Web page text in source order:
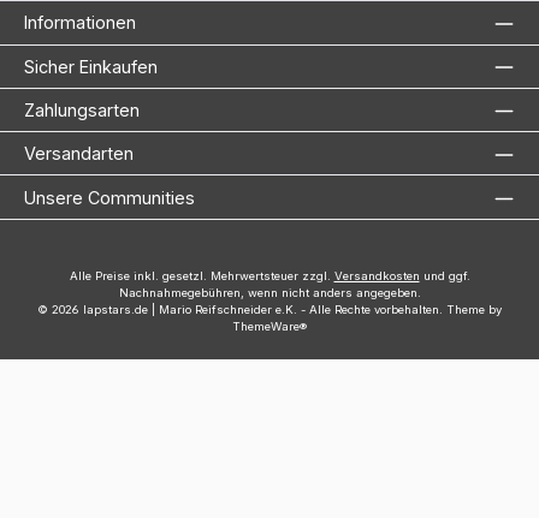
Informationen
Sicher Einkaufen
Zahlungsarten
Versandarten
Unsere Communities
Alle Preise inkl. gesetzl. Mehrwertsteuer zzgl. Versandkosten und ggf.
Nachnahmegebühren, wenn nicht anders angegeben.
© 2026 lapstars.de | Mario Reifschneider e.K. - Alle Rechte vorbehalten. Theme by
ThemeWare®